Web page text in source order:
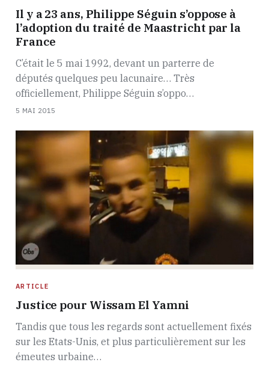
Il y a 23 ans, Philippe Séguin s’oppose à
l’adoption du traité de Maastricht par la
France
C’était le 5 mai 1992, devant un parterre de
députés quelques peu lacunaire… Très
officiellement, Philippe Séguin s’oppo…
5 MAI 2015
ARTICLE
Justice pour Wissam El Yamni
Tandis que tous les regards sont actuellement fixés
sur les Etats-Unis, et plus particulièrement sur les
émeutes urbaine…